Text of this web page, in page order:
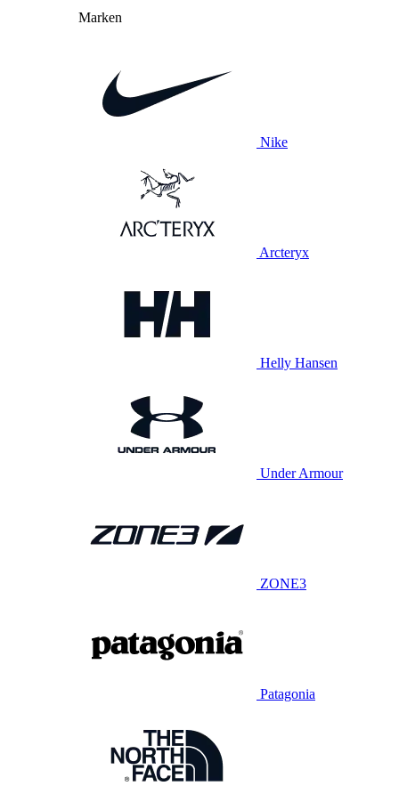
Marken
Nike
Arcteryx
Helly Hansen
Under Armour
ZONE3
Patagonia